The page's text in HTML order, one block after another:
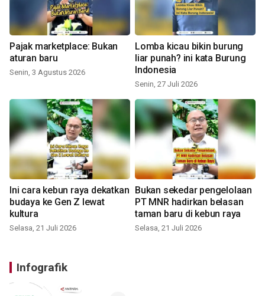
Pajak marketplace: Bukan
aturan baru
Senin, 3 Agustus 2026
Lomba kicau bikin burung
liar punah? ini kata Burung
Indonesia
Senin, 27 Juli 2026
Ini cara kebun raya dekatkan
budaya ke Gen Z lewat
kultura
Selasa, 21 Juli 2026
Bukan sekedar pengelolaan
PT MNR hadirkan belasan
taman baru di kebun raya
Selasa, 21 Juli 2026
Infografik